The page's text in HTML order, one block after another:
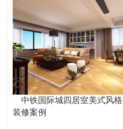
中铁国际城四居室美式风格
装修案例